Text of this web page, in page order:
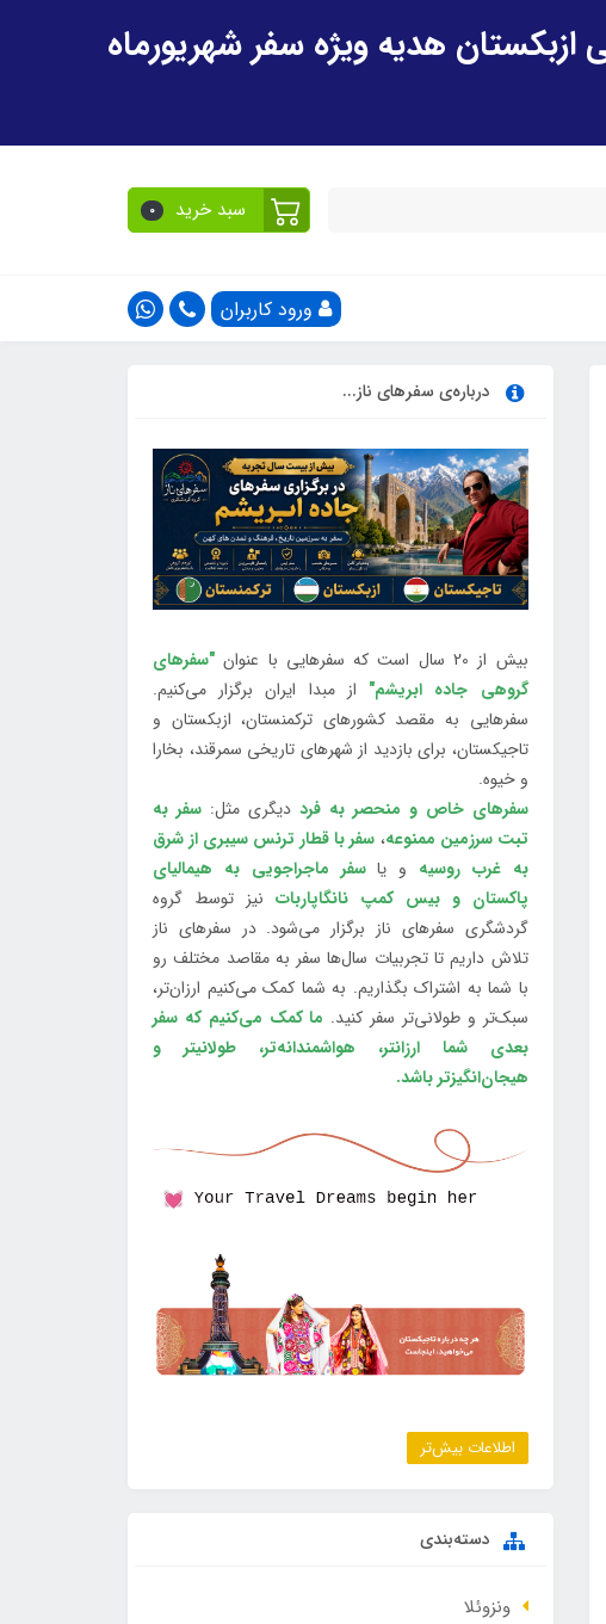
سبد خرید 0
ورود کاربران
درباره‌ی سفرهای ناز...
بیش از 20 سال است که سفرهایی با عنوان
"سفرهای
گروهی جاده ابریشم" از مبدا ایران برگزار می‌کنیم.
سفرهایی به مقصد کشورهای ترکمنستان، ازبکستان و
تاجیکستان، برای بازدید از شهرهای تاریخی سمرقند، بخارا
و خیوه.
سفرهای خاص و منحصر به فرددیگری مثل:سفر به
تبت سرزمین ممنوعه، سفر با قطار ترنس سیبری از شرق
به غرب روسیه و یاسفر ماجراجویی به هیمالیای
پاکستان و بیس کمپ نانگاپاربات نیز توسط گروه
گردشگری سفرهای ناز برگزار می‌شود. در سفرهای ناز
تلاش داریم تا تجربیات سال‌ها سفر به مقاصد مختلف رو
با شما به اشتراک بگذاریم. به شما کمک می‌کنیم ارزان‌تر،
سبک‌تر و طولانی‌تر سفر کنید. ما کمک می‌کنیم که سفر
بعدی شما ارزانتر، هواشمندانه‌تر، طولانی‎تر و
هیجان‌انگیزتر باشد.
اطلاعات بیش‌تر
دسته‌بندی
ونزوئلا